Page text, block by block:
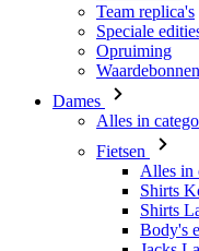
Team replica's
Speciale
Opruiming
Waardebonnen
Dames
Alles in
Fietsen
Alles in
Shirts
Shirts
Body's